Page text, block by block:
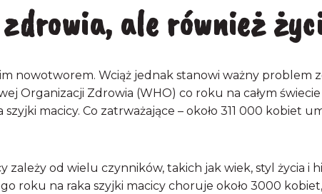
ale również
nowotworem. Wciąż jednak stanowi ważny problem
Organizacji Zdrowia (WHO) co roku na całym
macicy. Co zatrważające – około 311 000 kobiet
zależy od wielu czynników, takich jak wiek, styl życia i
roku na raka szyjki macicy choruje około 3000 kobiet,